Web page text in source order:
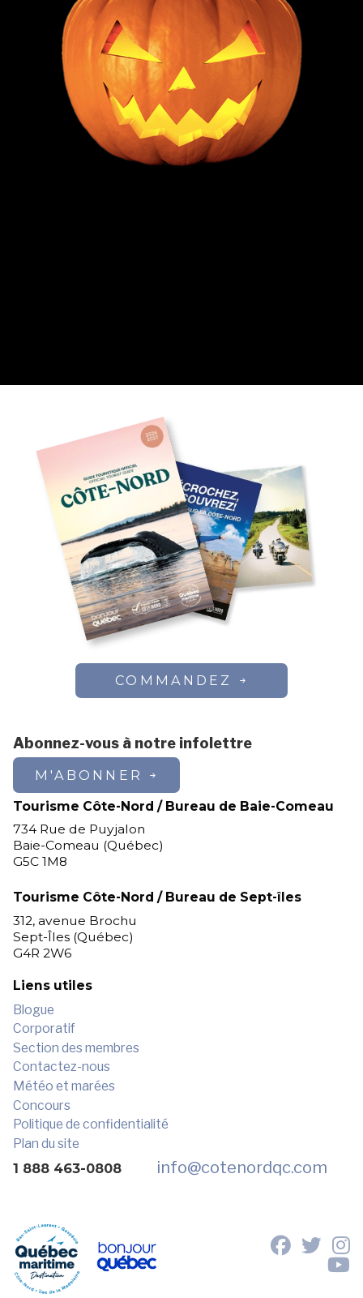
COMMANDEZ
Abonnez-vous à notre infolettre
M'ABONNER
Tourisme Côte-Nord / Bureau de Baie-Comeau
734 Rue de Puyjalon
Baie-Comeau (Québec)
G5C 1M8
Tourisme Côte-Nord / Bureau de Sept-îles
312, avenue Brochu
Sept-Îles (Québec)
G4R 2W6
Liens utiles
Blogue
Corporatif
Section des membres
Contactez-nous
Météo et marées
Concours
Politique de confidentialité
Plan du site
1 888 463-0808 info@cotenordqc.com